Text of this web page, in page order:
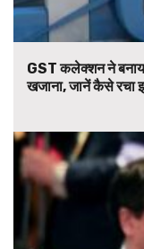
GST कलेक्शन ने
खजाना, जानें कैसे रचा